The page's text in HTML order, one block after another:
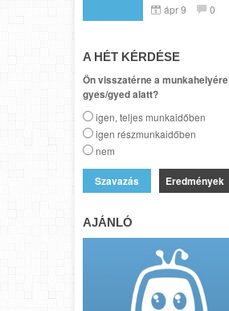
ápr 9 0
A HÉT KÉRDÉSE
Ön visszatérne a munkahelyére
gyes/gyed alatt?
igen, teljes munkaidőben
igen részmunkaidőben
nem
Eredmények
AJÁNLÓ